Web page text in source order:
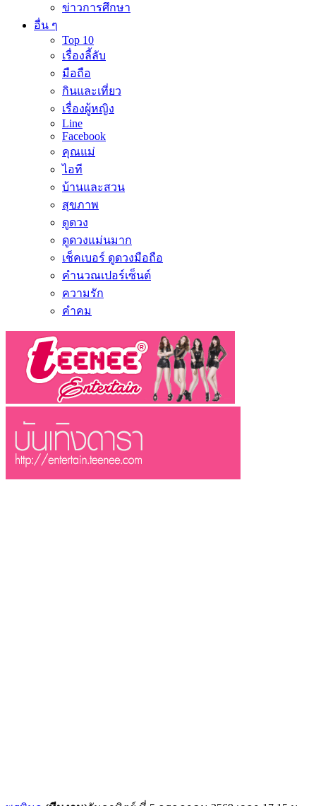
ข่าวการศึกษา
อื่น ๆ
Top 10
เรื่องลี้ลับ
มือถือ
กินและเที่ยว
เรื่องผู้หญิง
Line
Facebook
คุณแม่
ไอที
บ้านและสวน
สุขภาพ
ดูดวง
ดูดวงแม่นมาก
เช็คเบอร์ ดูดวงมือถือ
คำนวณเปอร์เซ็นต์
ความรัก
คำคม